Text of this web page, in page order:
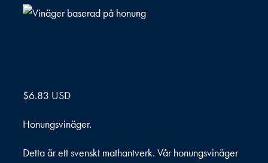
$6.83 USD
Honungsvinäger.
Detta är ett svenskt mathantverk. Vår honungsvinäger